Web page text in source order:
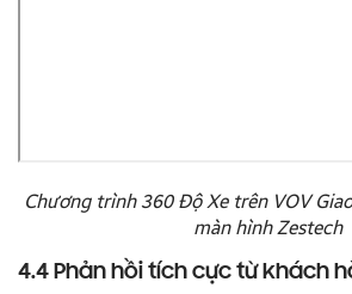
Chương trình 360 Độ Xe trên VOV
màn hình Zestech
4.4 Phản hồi tích cực từ khách